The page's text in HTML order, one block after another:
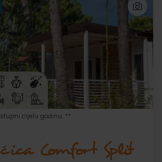
cijelu godinu. **
Comfort Split